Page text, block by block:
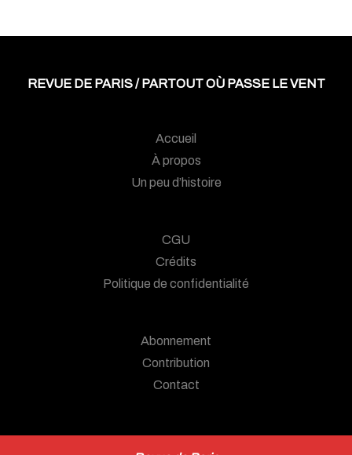
REVUE DE PARIS / PARTOUT OÙ PASSE LE VENT
Accueil
À propos
Un peu d’histoire
CGU
Crédits
Politique de confidentialité
Abonnement
Contribution
Contact